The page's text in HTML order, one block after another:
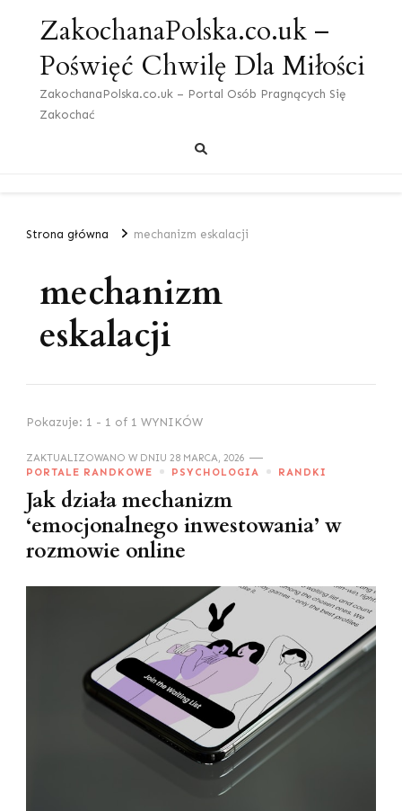
ZakochanaPolska.co.uk –
Poświęć Chwilę Dla Miłości
ZakochanaPolska.co.uk – Portal Osób Pragnących Się
Zakochać
Strona główna mechanizm eskalacji
mechanizm
eskalacji
Pokazuje: 1 - 1 of 1 WYNIKÓW
ZAKTUALIZOWANO W DNIU 28 MARCA, 2026
PORTALE RANDKOWE
PSYCHOLOGIA RANDKI
Jak działa mechanizm
‘emocjonalnego inwestowania’ w
rozmowie online